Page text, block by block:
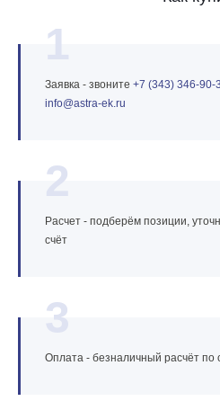
1
Заявка - звоните +7 (343)
info@astra‑ek.ru
2
Расчет - подберём позиции,
счёт
3
Оплата - безналичный расчёт по